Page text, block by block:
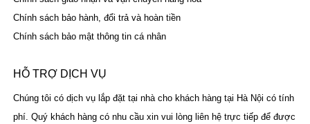
Chính sách bảo hành, đổi trả và hoàn tiền
Chính sách bảo mật thông tin cá nhân
HỖ TRỢ DỊCH VỤ
Chúng tôi có dịch vụ lắp đặt tại nhà cho khách hàng tại Hà Nội có tính
phí. Quý khách hàng có nhu cầu xin vui lòng liên hệ trực tiếp để được